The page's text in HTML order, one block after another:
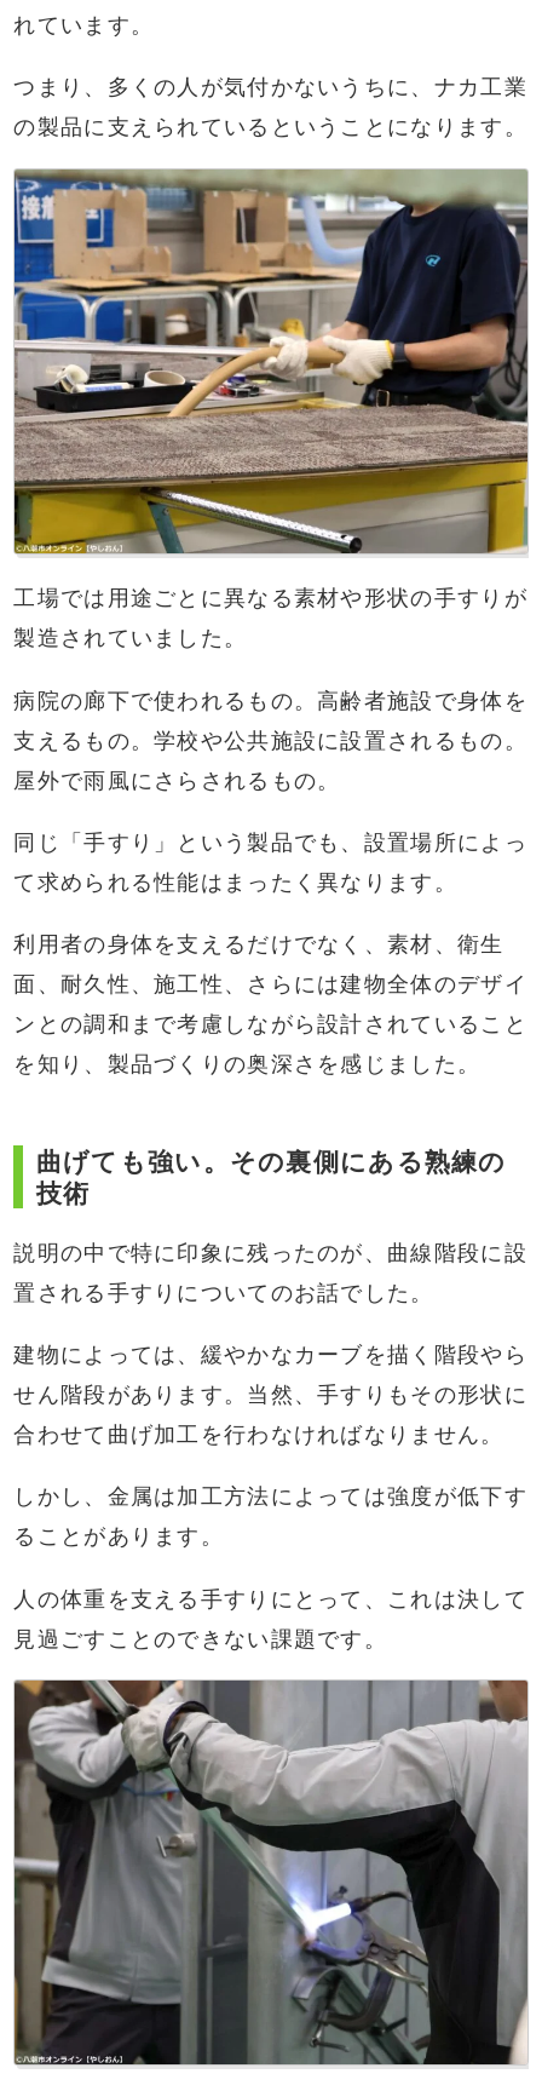
れています。
つまり、多くの人が気付かないうちに、ナカ工業
の製品に支えられているということになります。
工場では用途ごとに異なる素材や形状の手すりが
製造されていました。
病院の廊下で使われるもの。高齢者施設で身体を
支えるもの。学校や公共施設に設置されるもの。
屋外で雨風にさらされるもの。
同じ「手すり」という製品でも、設置場所によっ
て求められる性能はまったく異なります。
利用者の身体を支えるだけでなく、素材、衛生
面、耐久性、施工性、さらには建物全体のデザイ
ンとの調和まで考慮しながら設計されていること
を知り、製品づくりの奥深さを感じました。
曲げても強い。その裏側にある熟練の
技術
説明の中で特に印象に残ったのが、曲線階段に設
置される手すりについてのお話でした。
建物によっては、緩やかなカーブを描く階段やら
せん階段があります。当然、手すりもその形状に
合わせて曲げ加工を行わなければなりません。
しかし、金属は加工方法によっては強度が低下す
ることがあります。
人の体重を支える手すりにとって、これは決して
見過ごすことのできない課題です。